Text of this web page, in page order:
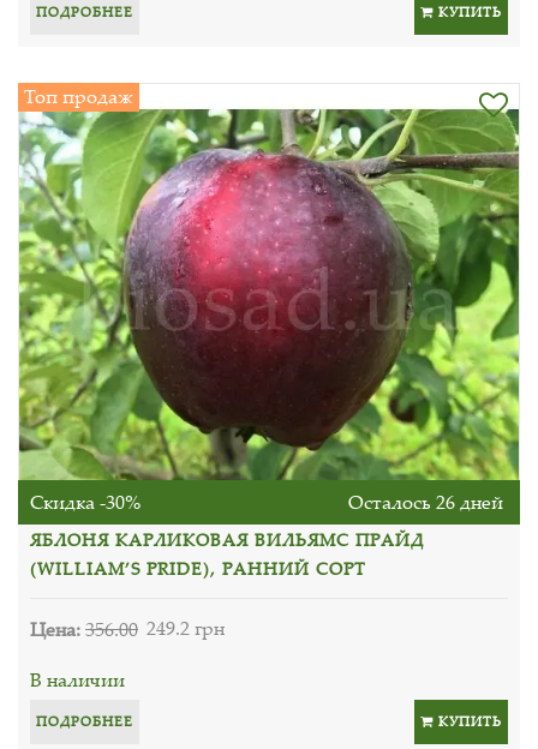
ПОДРОБНЕЕ КУПИТЬ
Топ продаж
Скидка -30% Осталось 26 дней
ЯБЛОНЯ КАРЛИКОВАЯ ВИЛЬЯМС ПРАЙД
(WILLIAM’S PRIDE), РАННИЙ СОРТ
Цена:356.00 249.2 грн
В наличии
ПОДРОБНЕЕ КУПИТЬ